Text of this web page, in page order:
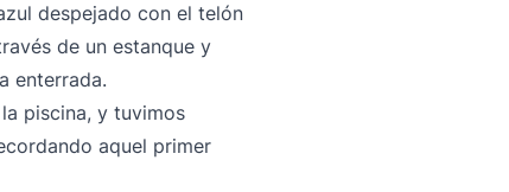
despejado con el telón
de un estanque y
enterrada.
piscina, y tuvimos
aquel primer